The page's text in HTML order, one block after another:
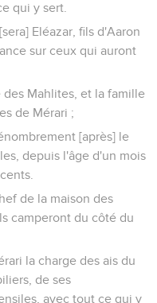
qui y sert.
Eléazar, fils d'Aaron
sur ceux qui auront
des Mahlites, et la famille
de Mérari ;
[après] le
depuis l'âge d'un mois
de la maison des
camperont du côté du
la charge des ais du
de ses
avec tout ce qui y